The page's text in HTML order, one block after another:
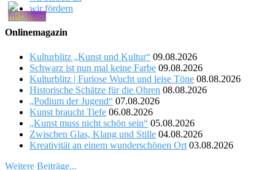
wir fördern
Onlinemagazin
Kulturblitz „Kunst und Kultur“ 09.08.2026
Schwarz ist nun mal keine Farbe 09.08.2026
Kulturblitz | Furiose Wucht und leise Töne 08.08.2026
Historische Schätze für die Ohren 08.08.2026
„Podium der Jugend“ 07.08.2026
Kunst braucht Tiefe 06.08.2026
„Kunst muss nicht schön sein“ 05.08.2026
Zwischen Glas, Klang und Stille 04.08.2026
Kreativität an einem wunderschönen Ort 03.08.2026
Weitere Beiträge...